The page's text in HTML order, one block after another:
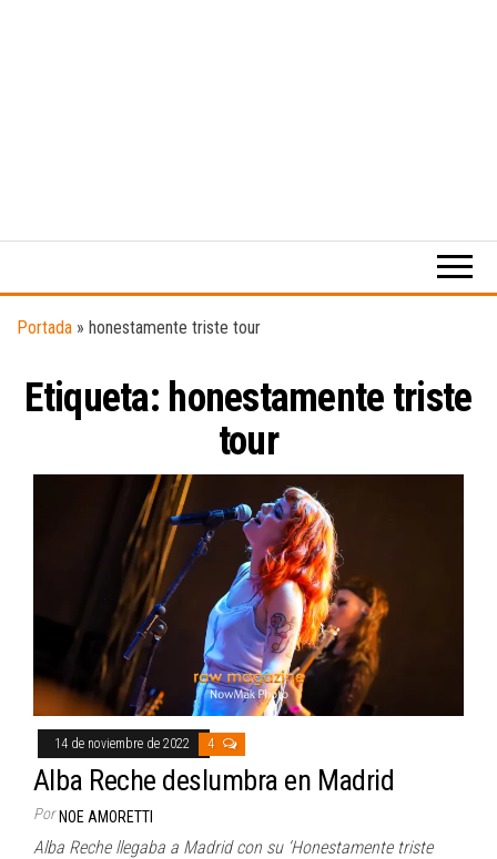
digital
música.
Portada » honestamente triste tour
Etiqueta: honestamente triste
tour
14 de noviembre de 2022 4
Alba Reche deslumbra en Madrid
Por NOE AMORETTI
Alba Reche llegaba a Madrid con su ‘Honestamente triste